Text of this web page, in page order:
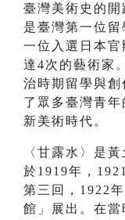
臺灣美術史的開
是臺灣第一位
一位入選日本
達4次的藝術家
治時期留學與
了眾多臺灣青
新美術時代。
〈甘露水〉是
於1919年，
第三回，1922
館」展出。在